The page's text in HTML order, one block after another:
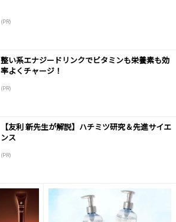
(PR)
整い系エナジードリンクでビタミンも栄養素も効
率よくチャージ！
(PR)
【友利 新先生が解説】ハチミツ研究＆先進サイエ
ンス
(PR)